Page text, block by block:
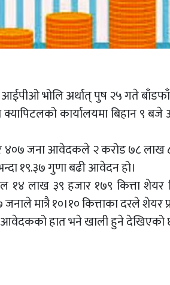
भोलि अर्थात् पुष २५ गते
क्यापिटलको कार्यालयमा बिहान ९
जना आवेदकले २ करोड ७८ लाख
१९.३७ गुणा बढी आवेदन हो।
१४ लाख ३९ हजार १७९ कित्ता
मात्रै १०।१० कित्ताका दरले शेयर
आवेदकको हात भने खाली हुने देखिएको